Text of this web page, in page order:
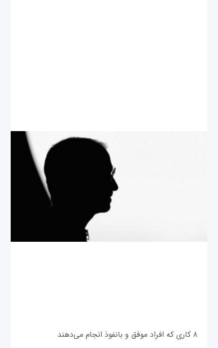
۸ کاری که افراد موفق و بانفوذ انجام می‌دهند